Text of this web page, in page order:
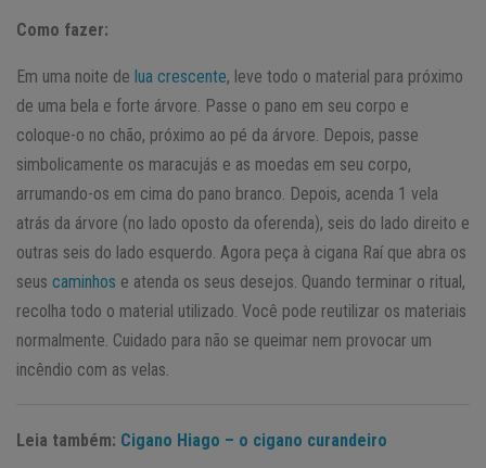
Como fazer:
Em uma noite de lua crescente, leve todo o material para próximo
de uma bela e forte árvore. Passe o pano em seu corpo e
coloque-o no chão, próximo ao pé da árvore. Depois, passe
simbolicamente os maracujás e as moedas em seu corpo,
arrumando-os em cima do pano branco. Depois, acenda 1 vela
atrás da árvore (no lado oposto da oferenda), seis do lado direito e
outras seis do lado esquerdo. Agora peça à cigana Raí que abra os
seus caminhos e atenda os seus desejos. Quando terminar o ritual,
recolha todo o material utilizado. Você pode reutilizar os materiais
normalmente. Cuidado para não se queimar nem provocar um
incêndio com as velas.
Leia também: Cigano Hiago – o cigano curandeiro